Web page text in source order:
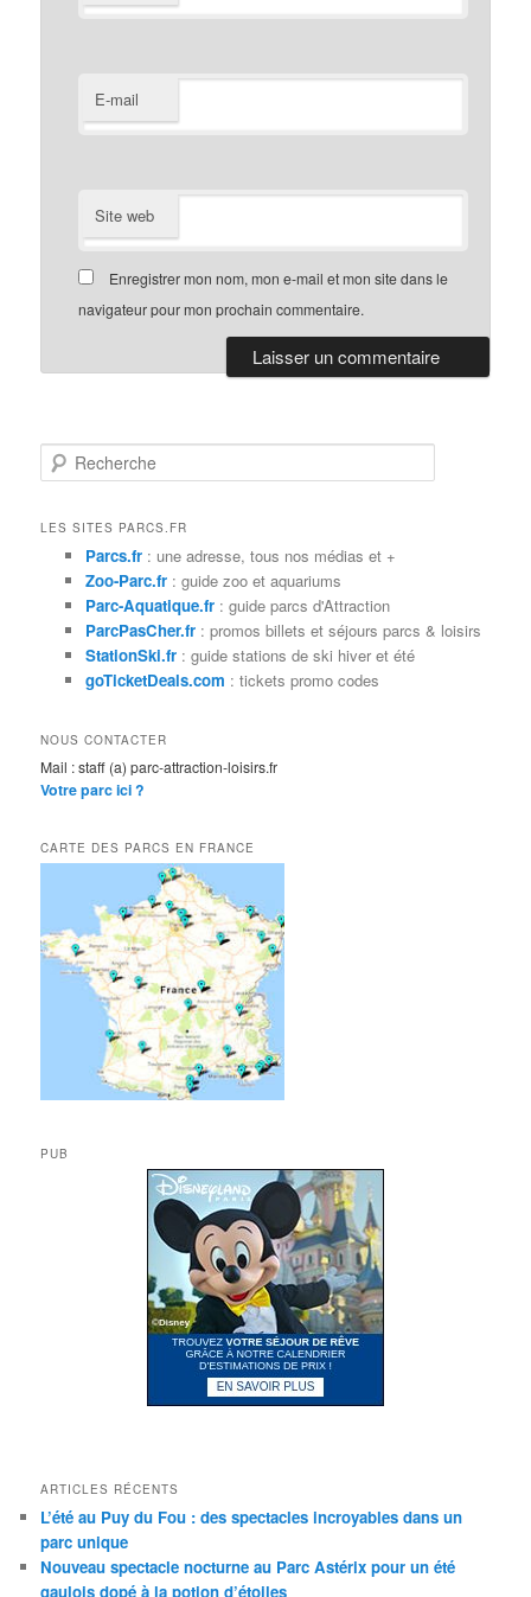
E-mail
Site web
Enregistrer mon nom, mon e-mail et mon site dans le
navigateur pour mon prochain commentaire.
e
h
LES SITES PARCS.FR
Parcs.fr: une adresse, tous nos médias et +
Zoo-Parc.fr: guide zoo et aquariums
Parc-Aquatique.fr: guide parcs d'Attraction
ParcPasCher.fr: promos billets et séjours parcs & loisirs
StationSki.fr: guide stations de ski hiver et été
goTicketDeals.com : tickets promo codes
NOUS CONTACTER
Mail : staff (a) parc-attraction-loisirs.fr
Votre parc ici ?
CARTE DES PARCS EN FRANCE
PUB
ARTICLES RÉCENTS
L’été au Puy du Fou : des spectacles incroyables dans un
parc unique
Nouveau spectacle nocturne au Parc Astérix pour un été
gaulois dopé à la potion d’étoiles